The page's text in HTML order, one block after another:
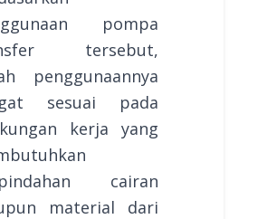
pompa
tersebut,
penggunaannya
sesuai pada
kerja yang
cairan
material dari